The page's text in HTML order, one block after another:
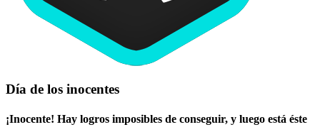
Día de los inocentes
¡Inocente! Hay logros imposibles de conseguir, y luego está éste